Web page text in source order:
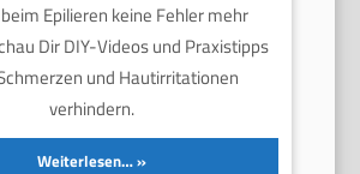
Epilieren keine Fehler mehr
Dir DIY-Videos und Praxistipps
und Hautirritationen
verhindern.
Weiterlesen…